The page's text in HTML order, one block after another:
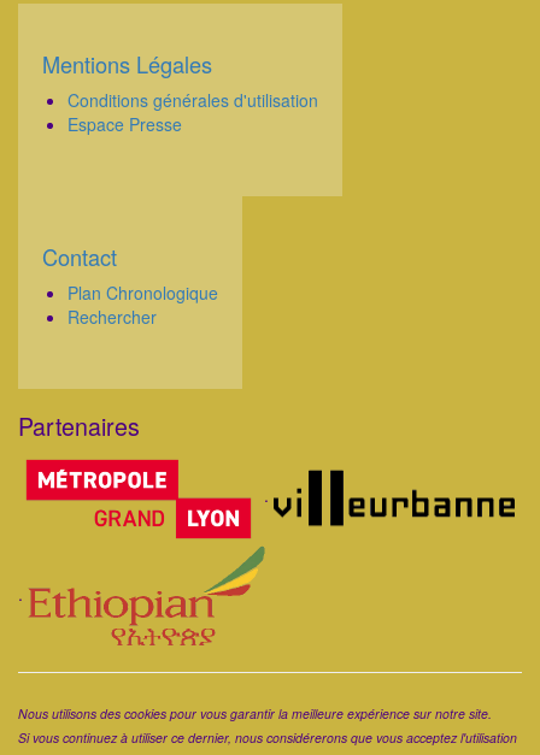
Corps
Mentions Légales
Conditions générales d'utilisation
Espace Presse
Corps
Contact
Plan Chronologique
Rechercher
Partenaires
Corps
.
.
Nous utilisons des cookies pour vous garantir la meilleure expérience sur notre site.
Si vous continuez à utiliser ce dernier, nous considérerons que vous acceptez l'utilisation